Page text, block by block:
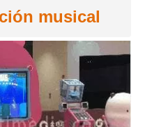
musical